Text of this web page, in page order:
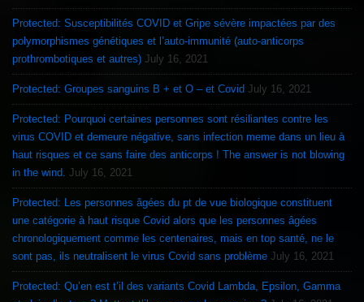
Protected: Susceptibilités COVID et Gripe sévère impactées par des
polymorphismes génétiques et l’auto-immunité (auto-anticorps
prothrombotiques et autres) July 16, 2021
Protected: Groupes sanguins B + et O – et Covid July 16, 2021
Protected: Pourquoi certaines personnes sont résiliantes contre les
virus COVID et demeure négative, sans infection meme dans un lieu à
haut risques et ce sans faire des anticorps ! The answer is not blowing
in the wind. July 16, 2021
Protected: Les personnes âgées du pt de vue biologique constituent
une catégorie à haut risque Covid alors que les personnes âgées
chronologiquement comme les centenaires, mais en top santé, ne le
sont pas, ils neutralisent le virus Covid sans problème July 16, 2021
Protected: Qu’en est t’il des variants Covid Lambda, Epsilon, Gamma